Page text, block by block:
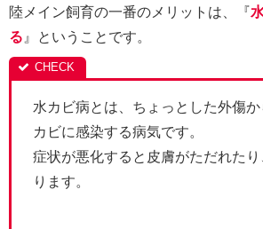
陸メイン飼育の一番のメリットは、『
る 』ということです。
水カビ病とは、ちょっとした外傷
カビに感染する病気です。
症状が悪化すると皮膚がただれた
ります。